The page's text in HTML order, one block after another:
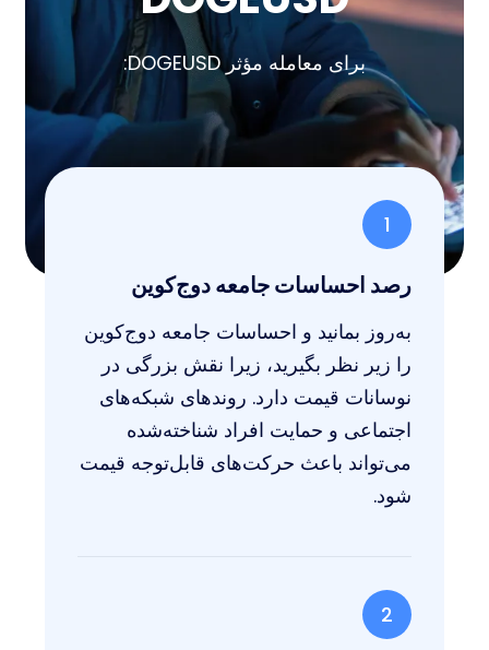
برای معامله مؤثر DOGEUSD:
1
رصد احساسات جامعه دوج‌کوین
به‌روز بمانید و احساسات جامعه دوج‌کوین
را زیر نظر بگیرید، زیرا نقش بزرگی در
نوسانات قیمت دارد. روندهای شبکه‌های
اجتماعی و حمایت افراد شناخته‌شده
می‌تواند باعث حرکت‌های قابل‌توجه قیمت
شود.
2